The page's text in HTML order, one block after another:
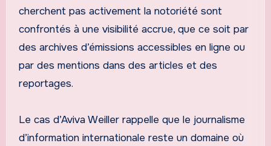
cherchent pas activement la notoriété sont
confrontés à une visibilité accrue, que ce soit par
des archives d’émissions accessibles en ligne ou
par des mentions dans des articles et des
reportages.
Le cas d’Aviva Weiller rappelle que le journalisme
d’information internationale reste un domaine où